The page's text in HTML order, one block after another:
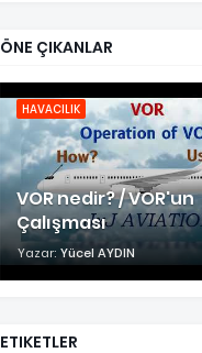
ÖNE ÇIKANLAR
HAVACILIK
VOR nedir? / VOR'un
Çalışması
Yazar: Yücel AYDIN
ETIKETLER